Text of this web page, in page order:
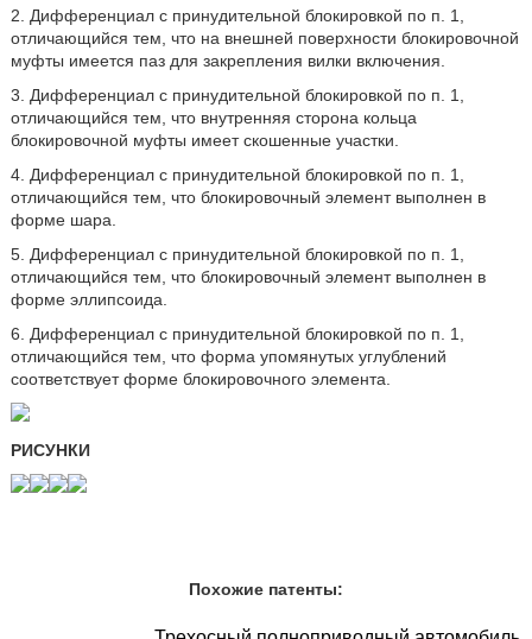
2. Дифференциал с принудительной блокировкой по п. 1,
отличающийся тем, что на внешней поверхности блокировочной
муфты имеется паз для закрепления вилки включения.
3. Дифференциал с принудительной блокировкой по п. 1,
отличающийся тем, что внутренняя сторона кольца
блокировочной муфты имеет скошенные участки.
4. Дифференциал с принудительной блокировкой по п. 1,
отличающийся тем, что блокировочный элемент выполнен в
форме шара.
5. Дифференциал с принудительной блокировкой по п. 1,
отличающийся тем, что блокировочный элемент выполнен в
форме эллипсоида.
6. Дифференциал с принудительной блокировкой по п. 1,
отличающийся тем, что форма упомянутых углублений
соответствует форме блокировочного элемента.
РИСУНКИ
Похожие патенты: